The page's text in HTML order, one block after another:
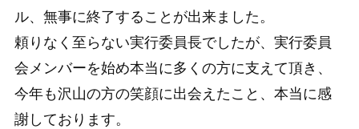
ル、無事に終了することが出来ました。
頼りなく至らない実行委員長でしたが、実行委員
会メンバーを始め本当に多くの方に支えて頂き、
今年も沢山の方の笑顔に出会えたこと、本当に感
謝しております。